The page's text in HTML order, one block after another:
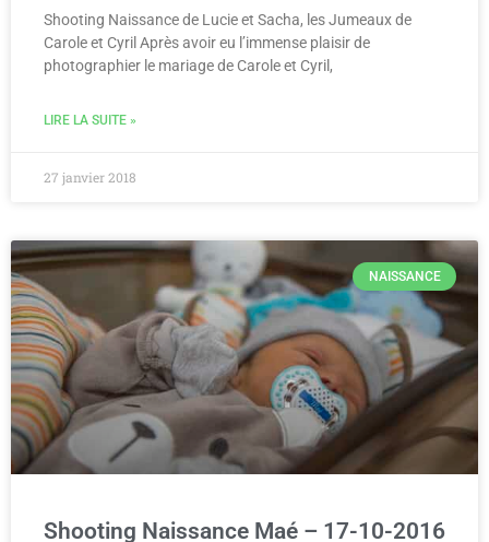
Shooting Naissance de Lucie et Sacha, les Jumeaux de
Carole et Cyril Après avoir eu l’immense plaisir de
photographier le mariage de Carole et Cyril,
LIRE LA SUITE »
27 janvier 2018
NAISSANCE
Shooting Naissance Maé – 17-10-2016